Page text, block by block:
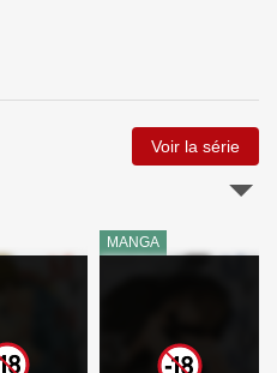
Voir la série
MANGA